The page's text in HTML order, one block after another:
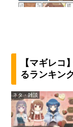
【マギレコ
るランキン
ネタ・雑談